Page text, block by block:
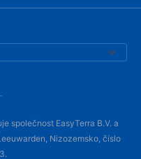
společnost EasyTerra B.V. a
Nizozemsko, číslo